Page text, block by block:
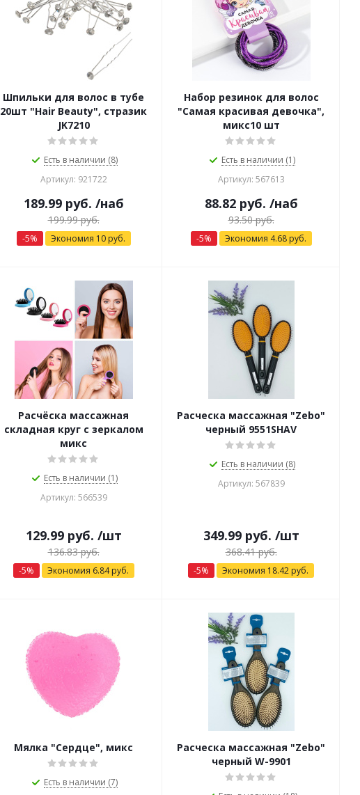
Шпильки для волос в тубе
20шт "Hair Beauty", стразик
JK7210
Есть в наличии (8)
Артикул: 921722
189.99руб. /наб
199.99руб.
-5% Экономия 10руб.
Набор резинок для волос
"Самая красивая девочка",
микс10 шт
Есть в наличии (1)
Артикул: 567613
88.82руб. /наб
93.50руб.
-5% Экономия 4.68руб.
Расчёска массажная
складная круг с зеркалом
микс
Есть в наличии (1)
Артикул: 566539
129.99руб. /шт
136.83руб.
-5% Экономия 6.84руб.
Расческа массажная "Zebo"
черный 9551SHAV
Есть в наличии (8)
Артикул: 567839
349.99руб. /шт
368.41руб.
-5% Экономия 18.42 руб.
Мялка "Сердце", микс
Есть в наличии (7)
Расческа массажная "Zebo"
черный W-9901